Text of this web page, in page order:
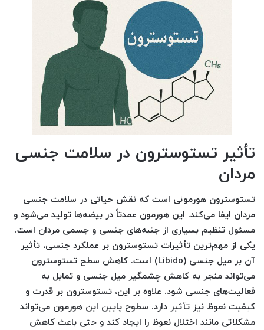
تأثیر تستوسترون در سلامت جنسی
مردان
تستوسترون هورمونی است که نقش حیاتی در سلامت جنسی
مردان ایفا می‌کند. این هورمون عمدتاً در بیضه‌ها تولید می‌شود و
مسئول تنظیم بسیاری از جنبه‌های جنسی و جسمی مردان است.
یکی از مهم‌ترین تأثیرات تستوسترون بر عملکرد جنسی، تأثیر
آن بر میل جنسی (Libido) است. کاهش سطح تستوسترون
می‌تواند منجر به کاهش چشمگیر میل جنسی و تمایل به
فعالیت‌های جنسی شود. علاوه بر این، تستوسترون بر قدرت و
کیفیت نعوظ نیز تأثیر دارد. سطوح پایین این هورمون می‌تواند
مشکلاتی مانند اختلال نعوظ را ایجاد کند و حتی باعث کاهش